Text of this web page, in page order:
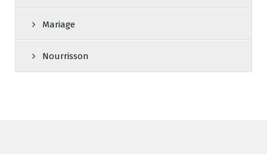
Mariage
Nourrisson